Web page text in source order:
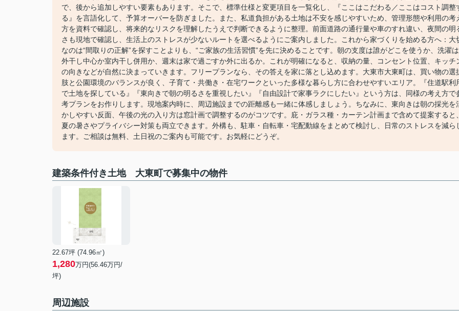
で、後から追加しやすい要素もあります。そこで、標準仕様と変更項目を一覧化し、『ここはこだわる／ここはコスト調整
る』を言語化して、予算オーバーを防ぎました。また、私道負担がある土地は不安を感じやすいため、管理形態や利用の考
方を資料で確認し、将来的なリスクを理解したうえで判断できるように整理。前面道路の通行量や車のすれ違い、夜間の明
さも現地で確認し、生活上のストレスが少ないルートを選べるようにご案内しました。これから家づくりを始める方へ：大
なのは“間取りの正解”を探すことよりも、“ご家族の生活習慣”を先に決めることです。朝の支度は誰がどこを使うか、洗濯は
外干し中心か室内干し併用か、週末は家で過ごすか外に出るか。これが明確になると、収納の量、コンセント位置、キッチ
の向きなどが自然に決まっていきます。フリープランなら、その答えを家に落とし込めます。大東市大東町は、買い物の選
肢と公園環境のバランスが良く、子育て・共働き・在宅ワークといった多様な暮らし方に合わせやすいエリア。『住道駅利
で土地を探している』『東向きで朝の明るさを重視したい』『自由設計で家事ラクにしたい』という方は、同様の考え方で
考プランをお作りします。現地案内時に、周辺施設までの距離感も一緒に体感しましょう。ちなみに、東向きは朝の採光を
かしやすい反面、午後の光の入り方は窓計画で調整するのがコツです。庇・ガラス種・カーテン計画まで含めて提案すると、
夏の暑さやプライバシー対策も両立できます。外構も、駐車・自転車・宅配動線をまとめて検討し、日常のストレスを減ら
ます。ご相談は無料、土日祝のご案内も可能です。お気軽にどうぞ。
建築条件付き土地 大東町で募集中の物件
22.67坪 (74.96㎡)
1,280万円(56.46万円/
坪)
周辺施設